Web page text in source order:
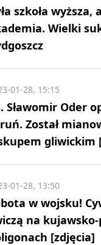
szkoła wyższa,
Wielki
Sławomir Oder
Został
gliwickim
01-28, 15:15
w wojsku!
na
[zdjęcia]
01-28, 13:50